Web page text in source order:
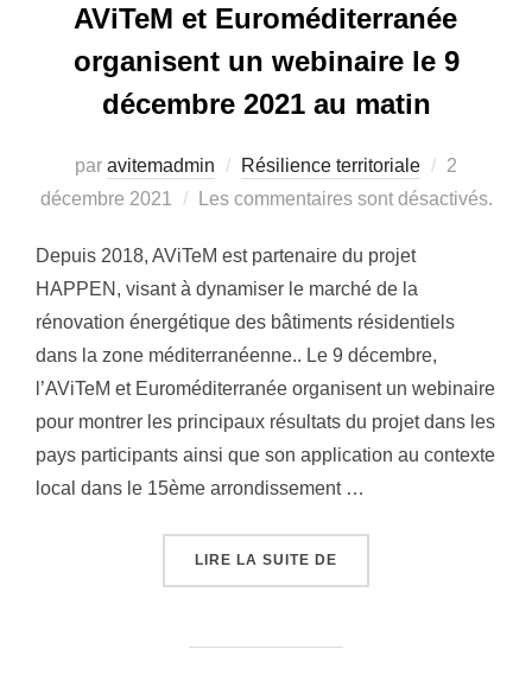
AViTeM et Euroméditerranée
organisent un webinaire le 9
décembre 2021 au matin
par avitemadmin Résilience territoriale
Publié
le
2
décembre 2021
Les commentaires sont désactivés.
Depuis 2018, AViTeM est partenaire du projet
HAPPEN, visant à dynamiser le marché de la
rénovation énergétique des bâtiments résidentiels
dans la zone méditerranéenne.. Le 9 décembre,
l’AViTeM et Euroméditerranée organisent un webinaire
pour montrer les principaux résultats du projet dans les
pays participants ainsi que son application au contexte
local dans le 15ème arrondissement …
LIRE LA SUITE DE